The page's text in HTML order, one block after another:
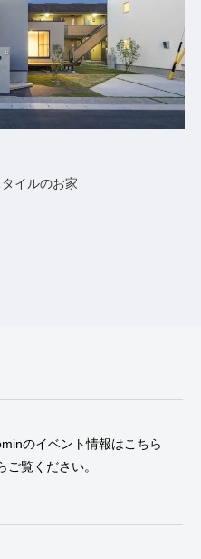
イルのお家
のイベント情報はこちら
ご覧ください。